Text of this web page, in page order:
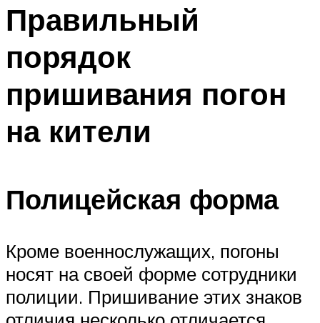
Правильный
порядок
пришивания погон
на кители
Полицейская форма
Кроме военнослужащих, погоны
носят на своей форме сотрудники
полиции. Пришивание этих знаков